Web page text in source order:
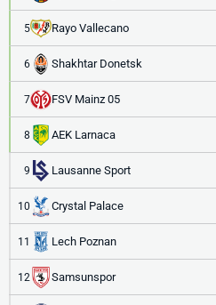
5 Rayo Vallecano
6 Shakhtar Donetsk
7 FSV Mainz 05
8 AEK Larnaca
9 Lausanne Sport
10 Crystal Palace
11 Lech Poznan
12 Samsunspor